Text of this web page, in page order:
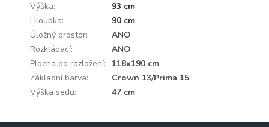
Výška:
93 cm
Hloubka:
90 cm
Úložný prostor:
ANO
Rozkládací:
ANO
Plocha po rozložení:
118x190 cm
Základní barva:
Crown 13/Prima 15
Výška sedu: 47 cm